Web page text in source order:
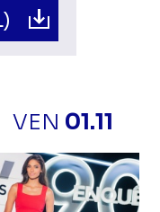
VEN 01.11